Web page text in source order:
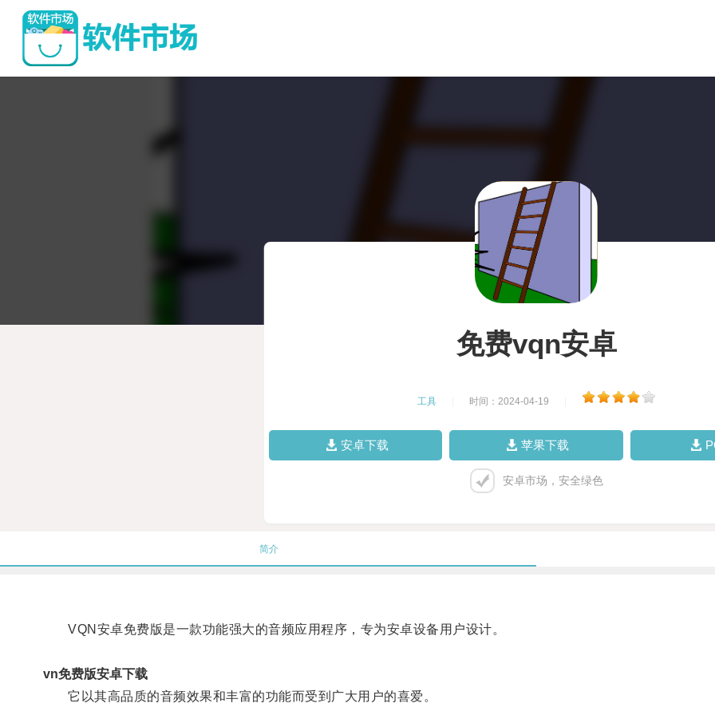
免费vqn安卓
工具 时间：2024-04-19
安卓下载 苹果下载
安卓市场，安全绿色
简介
VQN安卓免费版是一款功能强大的音频应用程序，专为安卓设备用户设计。
vn免费版安卓下载
它以其高品质的音频效果和丰富的功能而受到广大用户的喜爱。